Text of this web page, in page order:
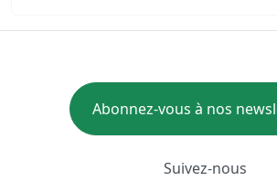
Abonnez-vous à nos
Suivez-nous